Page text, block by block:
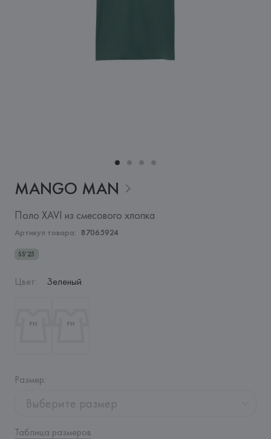
MANGO MAN
Поло XAVI из смесового хлопка
Артикул товара: 87065924
SS’25
Цвет: Зеленый
Размер:
Выберите размер
Таблица размеров